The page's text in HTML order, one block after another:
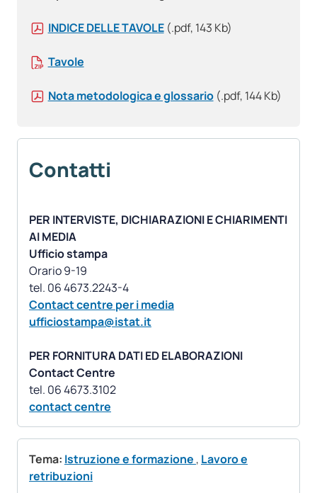
INDICE DELLE TAVOLE (.pdf, 143 Kb)
Tavole
Nota metodologica e glossario (.pdf, 144 Kb)
Contatti
PER INTERVISTE, DICHIARAZIONI E CHIARIMENTI
AI MEDIA
Ufficio stampa
Orario 9-19
Contact centre per i media
ufficiostampa@istat.it
PER FORNITURA DATI ED ELABORAZIONI
Contact Centre
contact centre
Tema: Istruzione e formazione , Lavoro e
retribuzioni